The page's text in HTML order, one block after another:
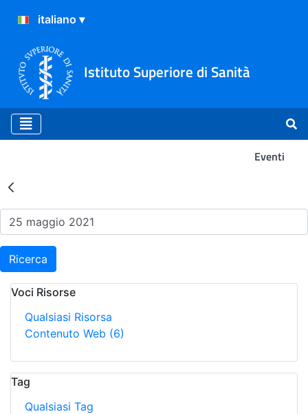
Istituto Superiore di Sanità
Eventi
Risultati della Ricerca -
Ricerca
Voci Risorse
Qualsiasi Risorsa
Contenuto Web (6)
Tag
Qualsiasi Tag